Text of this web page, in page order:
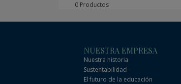
0 Productos
NUESTRA EMPRESA
Nuestra historia
Sustentabilidad
El futuro de la educación